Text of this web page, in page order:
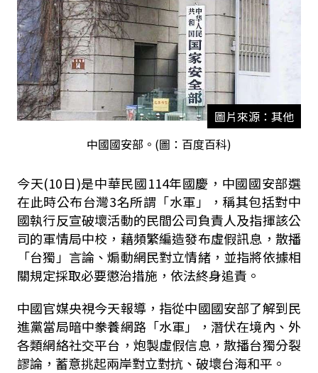
圖片來源：其他
中國國安部。(圖：百度百科)
今天(10日)是中華民國114年國慶，中國國安部選
在此時公布台灣3名所謂「水軍」，稱其包括對中
國執行反宣破壞活動的民間公司負責人及指揮該公
司的軍情局中校，藉頻繁編造發布虛假訊息，散播
「台獨」言論、煽動網民對立情緒，並指將依據相
關規定採取必要懲治措施，依法終身追責。
中國官媒央視今天報導，指從中國國安部了解到民
進黨當局暗中豢養網路「水軍」，潛伏在境內、外
各類網絡社交平台，炮製虛假信息，散播台獨分裂
謬論，蓄意挑起兩岸對立對抗、破壞台海和平。